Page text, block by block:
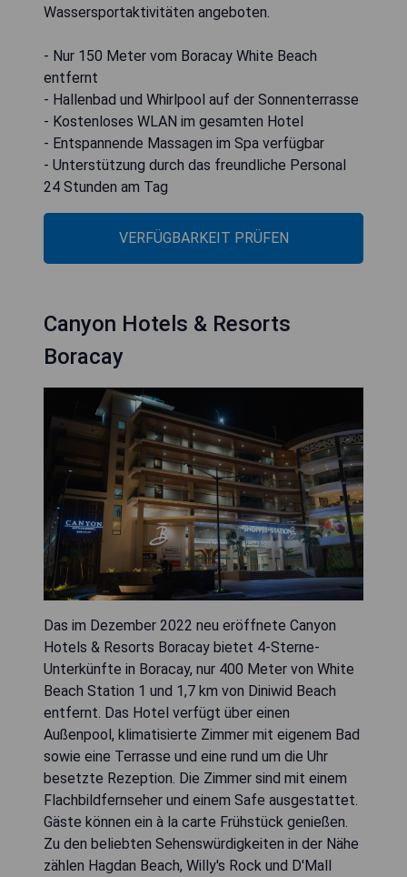
Wassersportaktivitäten angeboten.
- Nur 150 Meter vom Boracay White Beach
entfernt
- Hallenbad und Whirlpool auf der Sonnenterrasse
- Kostenloses WLAN im gesamten Hotel
- Entspannende Massagen im Spa verfügbar
- Unterstützung durch das freundliche Personal
24 Stunden am Tag
VERFÜGBARKEIT PRÜFEN
Canyon Hotels & Resorts
Boracay
Das im Dezember 2022 neu eröffnete Canyon
Hotels & Resorts Boracay bietet 4-Sterne-
Unterkünfte in Boracay, nur 400 Meter von White
Beach Station 1 und 1,7 km von Diniwid Beach
entfernt. Das Hotel verfügt über einen
Außenpool, klimatisierte Zimmer mit eigenem Bad
sowie eine Terrasse und eine rund um die Uhr
besetzte Rezeption. Die Zimmer sind mit einem
Flachbildfernseher und einem Safe ausgestattet.
Gäste können ein à la carte Frühstück genießen.
Zu den beliebten Sehenswürdigkeiten in der Nähe
zählen Hagdan Beach, Willy's Rock und D'Mall